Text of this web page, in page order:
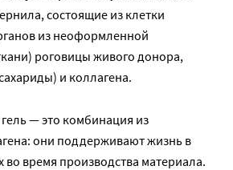
состоящие из клетки
из неоформленной
роговицы живого донора,
и коллагена.
— это комбинация из
они поддерживают жизнь в
во время производства материала.